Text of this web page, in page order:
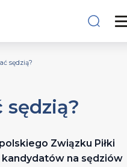
sędzią?
sędzią?
Związku Piłki
kandydatów na sędziów